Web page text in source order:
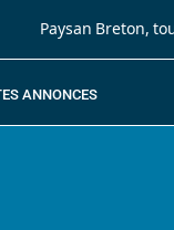
Paysan Breton,
ANNONCES